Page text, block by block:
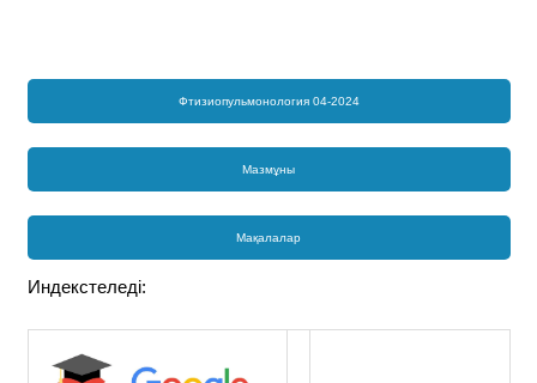
Фтизиопульмонология 04-2024
Мазмұны
Мақалалар
Индекстеледі: